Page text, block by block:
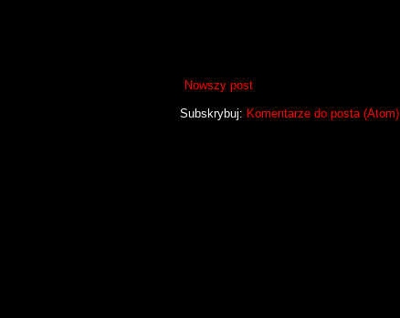
Nowszy post
Subskrybuj: Komentarze do posta (Atom)